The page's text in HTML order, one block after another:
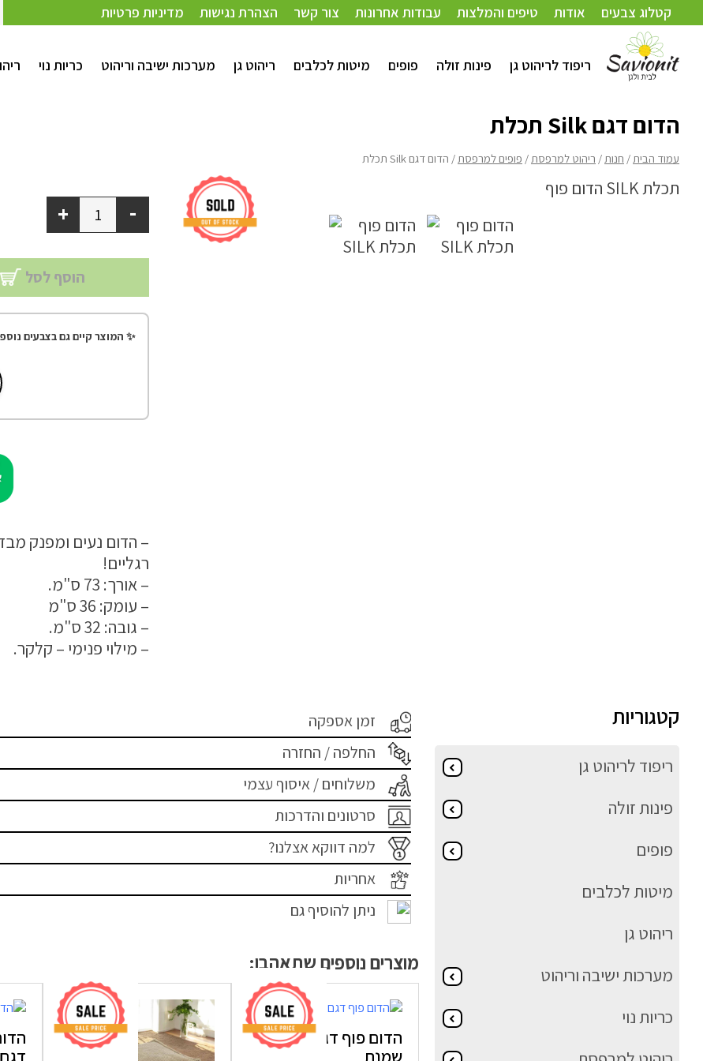
קטלוג צבעים אודות טיפים והמלצות עבודות אחרונות צור קשר הצהרת נגישות מדיניות פרטיות
ריפוד לריהוט גן פינות זולה פופים מיטות לכלבים ריהוט גן מערכות ישיבה וריהוט כריות נוי
עמוד הבית/חנות/ריהוט למרפסת פופים למרפסת/ הדום דגם Silk תכלת
הדום דגם Silk תכלת
עמוד הבית/ חנות/ ריהוט למרפסת/ פופים למרפסת/ הדום דגם Silk תכלת
-
+
הוסף לסל
✨ המוצר קיים גם בצבעים
– הדום נעים ומפנק
רגליים!
– אורך: 73 ס"מ.
– עומק: 36 ס"מ
– גובה: 32 ס"מ.
– מילוי פנימי – קלקר.
זמן אספקה
החלפה / החזרה
משלוחים / איסוף עצמי
סרטונים והדרכות
למה דווקא אצלנו?
אחריות
ניתן להוסיף גם
מוצרים נוספים שתאהבו:
הדום פוף דגם FOX –
שמנת
דגם MIAMI
קטגוריות
ריפוד לריהוט גן
פינות זולה
פופים
מיטות לכלבים
ריהוט גן
מערכות ישיבה וריהוט
כריות נוי